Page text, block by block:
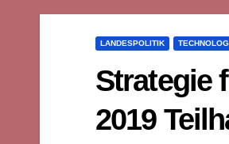
LANDESPOLITIK
Strategie
2019